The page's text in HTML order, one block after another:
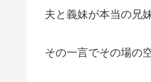
夫と義妹が本当の兄
その一言でその場の